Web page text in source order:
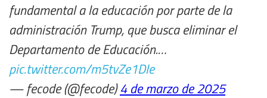
fundamental a la educación por parte de la
administración Trump, que busca eliminar el
Departamento de Educación.…
pic.twitter.com/m5tvZe1DIe
— fecode (@fecode)4 de marzo de 2025